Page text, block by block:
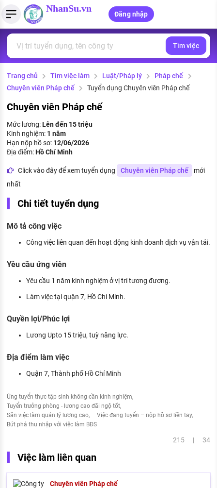
NhanSu.vn
Đăng nhập
Tìm việc làm
Việc làm ngành luật
Việc làm tốt nhất
CÔNG TY
Danh sách nhà tuyển dụng
Quản lý CV
Tải CV lên
MẪU CV THEO STYLE
Mẫu CV đơn giản
Mẫu CV hiện đại
Tính lương Gross - Net
Tính thuế thu nhập cá nhân
PHÁP LUẬT VIỆT NAM
Văn bản pháp luật
Chính sách mới
PHÁP LUẬT LAO ĐỘNG
Lao động và tiền lương
Bảo hiểm và phúc lợi
Thuế thu nhập
Chính sách lao động
KHÁM PHÁ NGHỀ NGHIỆP
Tử vi nghề nghiệp
Kỹ năng nghề nghiệp
HƯỚNG NGHIỆP VIỆC LÀM
Đặc trưng từng nghề
Xu hướng việc làm
XÂY DỰNG VÀ PHÁT TRIỂN ĐỘI NGŨ
TUYỂN DỤNG VIỆC LÀM
Tìm việc
Trang chủ Tìm việc làm Luật/Pháp lý
Pháp chế
Chuyên viên Pháp chế
Tuyển dụng Chuyên viên Pháp chế
Chuyên viên Pháp chế
Mức lương:Lên đến 15 triệu
Kinh nghiệm: 1 năm
Hạn nộp hồ sơ: 12/06/2026
Địa điểm:Hồ Chí Minh
Click vào đây để xem tuyển dụng Chuyên viên Pháp chế
mới
nhất
Chi tiết tuyển dụng
Mô tả công việc
Công việc liên quan đến hoạt động kinh doanh dịch vụ vận tải.
Yêu cầu ứng viên
Yêu cầu 1 năm kinh nghiệm ở vị trí tương đương.
Làm việc tại quận 7, Hồ Chí Minh.
Quyền lợi/Phúc lợi
Lương Upto 15 triệu, tuỳ năng lực.
Địa điểm làm việc
Quận 7, Thành phố Hồ Chí Minh
Ứng tuyển thực tập sinh không cần kinh nghiệm
Tuyển trưởng phòng - lương cao đãi ngộ tốt
Săn việc làm quản lý lương cao
Việc đang tuyển – nộp hồ sơ liền tay
Bứt phá thu nhập với việc làm BĐS
215 | 34
Việc làm liên quan
Chuyên viên Pháp chế